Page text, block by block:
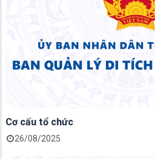
Cơ cấu tổ chức
26/08/2025